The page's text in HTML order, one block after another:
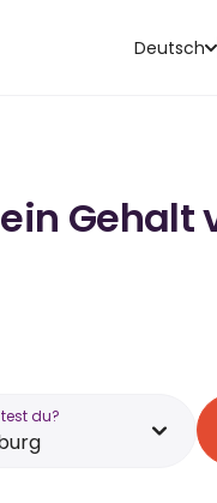
Deutsch
Gehalt
du?